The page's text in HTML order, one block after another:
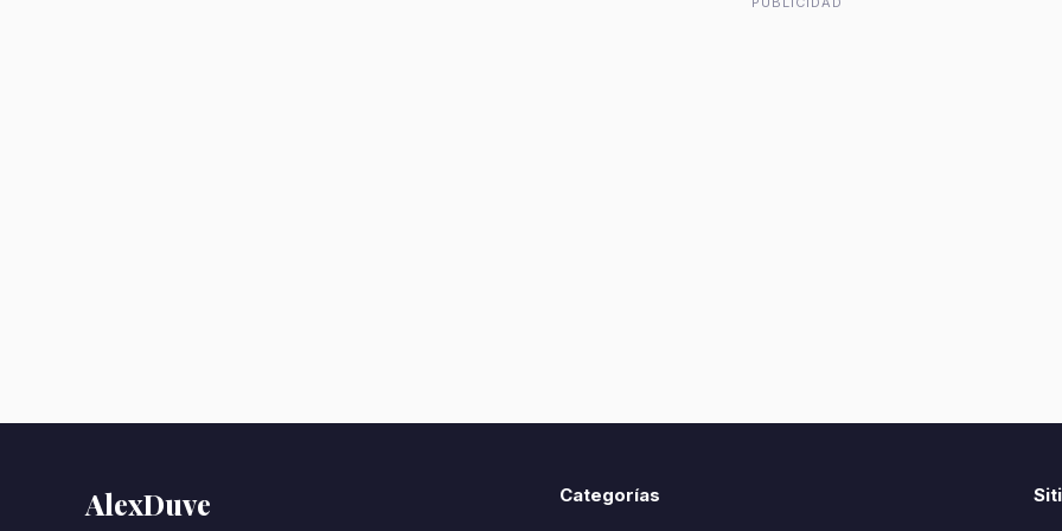
AlexDuve Categorías